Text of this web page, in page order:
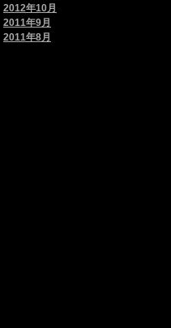
2012年10月
2011年9月
2011年8月